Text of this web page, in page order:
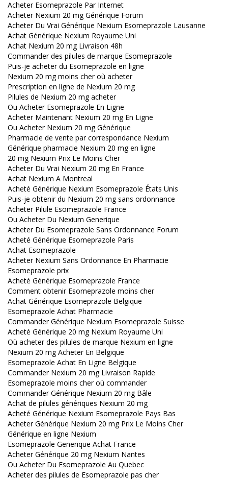
Acheter Esomeprazole Par Internet
Acheter Nexium 20 mg Générique Forum
Acheter Du Vrai Générique Nexium Esomeprazole Lausanne
Achat Générique Nexium Royaume Uni
Achat Nexium 20 mg Livraison 48h
Commander des pilules de marque Esomeprazole
Puis-je acheter du Esomeprazole en ligne
Nexium 20 mg moins cher où acheter
Prescription en ligne de Nexium 20 mg
Pilules de Nexium 20 mg acheter
Ou Acheter Esomeprazole En Ligne
Acheter Maintenant Nexium 20 mg En Ligne
Ou Acheter Nexium 20 mg Générique
Pharmacie de vente par correspondance Nexium
Générique pharmacie Nexium 20 mg en ligne
20 mg Nexium Prix Le Moins Cher
Acheter Du Vrai Nexium 20 mg En France
Achat Nexium A Montreal
Acheté Générique Nexium Esomeprazole États Unis
Puis-je obtenir du Nexium 20 mg sans ordonnance
Acheter Pilule Esomeprazole France
Ou Acheter Du Nexium Generique
Acheter Du Esomeprazole Sans Ordonnance Forum
Acheté Générique Esomeprazole Paris
Achat Esomeprazole
Acheter Nexium Sans Ordonnance En Pharmacie
Esomeprazole prix
Acheté Générique Esomeprazole France
Comment obtenir Esomeprazole moins cher
Achat Générique Esomeprazole Belgique
Esomeprazole Achat Pharmacie
Commander Générique Nexium Esomeprazole Suisse
Acheté Générique 20 mg Nexium Royaume Uni
Où acheter des pilules de marque Nexium en ligne
Nexium 20 mg Acheter En Belgique
Esomeprazole Achat En Ligne Belgique
Commander Nexium 20 mg Livraison Rapide
Esomeprazole moins cher où commander
Commander Générique Nexium 20 mg Bâle
Achat de pilules génériques Nexium 20 mg
Acheté Générique Nexium Esomeprazole Pays Bas
Acheter Générique Nexium 20 mg Prix Le Moins Cher
Générique en ligne Nexium
Esomeprazole Generique Achat France
Acheter Générique 20 mg Nexium Nantes
Ou Acheter Du Esomeprazole Au Quebec
Acheter des pilules de Esomeprazole pas cher